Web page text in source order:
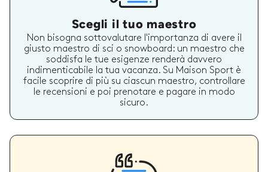
Scegli il tuo maestro
Non bisogna sottovalutare l'importanza di avere il
giusto maestro di sci o snowboard: un maestro che
soddisfa le tue esigenze renderà davvero
indimenticabile la tua vacanza. Su Maison Sport è
facile scoprire di più su ciascun maestro, controllare
le recensioni e poi prenotare e pagare in modo
sicuro.